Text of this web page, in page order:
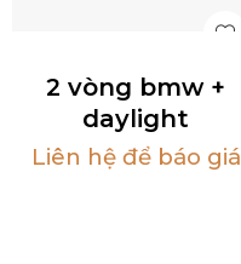
2 vòng bmw +
daylight
Liên hệ để báo giá